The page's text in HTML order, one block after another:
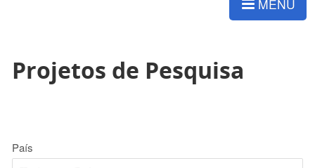
MENU
Projetos de Pesquisa
País